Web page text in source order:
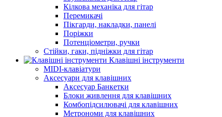
Кілкова механіка для гітар
Перемикачі
Пікгарди, накладки, панелі
Поріжки
Потенціометри, ручки
Стійки, гаки, підніжки для гітар
Клавішні інструменти
MIDI-клавіатури
Аксесуари для клавішних
Аксесуар Банкетки
Блоки живлення для клавішних
Комбопідсилювачі для клавішних
Метрономи для клавішних